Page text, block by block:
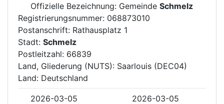
Offizielle Bezeichnung: Gemeinde Schmelz
Registrierungsnummer: 068873010
Postanschrift: Rathausplatz 1
Stadt: Schmelz
Postleitzahl: 66839
Land, Gliederung (NUTS): Saarlouis (DEC04)
Land: Deutschland
2026-03-05
2026-03-05